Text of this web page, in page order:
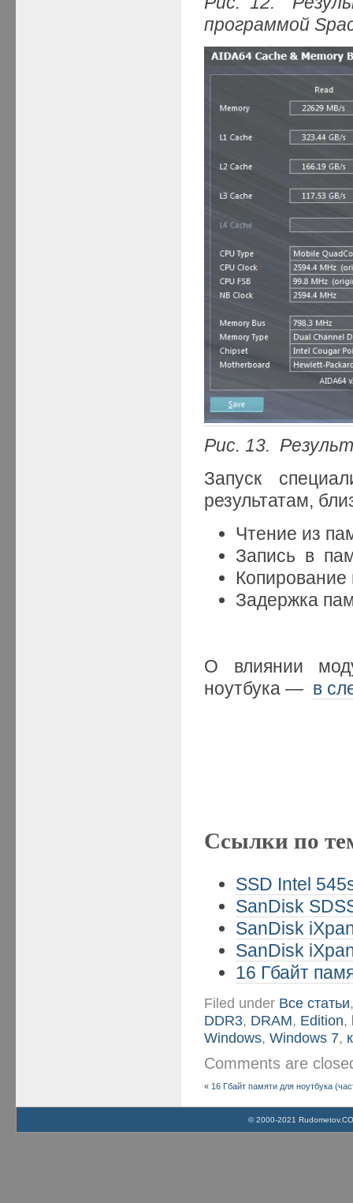
программой
Рис. 13.
Запуск
результатам,
Чтение из
Запись в
Задержка
О влиянии
ноутбука — в
Ссылки по
SSD Intel
SanDisk
SanDisk
SanDisk
16 Гбайт
Filed under Все статьи
DDR3, DRAM, Edition,
Windows,Windows 7,
Comments are
« 16 Гбайт памяти для ноутбука
© 2000-2021